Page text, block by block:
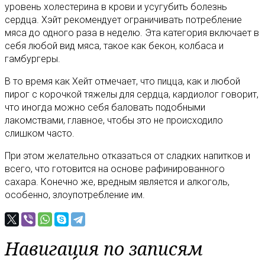
уровень холестерина в крови и усугубить болезнь
сердца. Хэйт рекомендует ограничивать потребление
мяса до одного раза в неделю. Эта категория включает в
себя любой вид мяса, такое как бекон, колбаса и
гамбургеры.
В то время как Хейт отмечает, что пицца, как и любой
пирог с корочкой тяжелы для сердца, кардиолог говорит,
что иногда можно себя баловать подобными
лакомствами, главное, чтобы это не происходило
слишком часто.
При этом желательно отказаться от сладких напитков и
всего, что готовится на основе рафинированного
сахара. Конечно же, вредным является и алкоголь,
особенно, злоупотребление им.
Навигация по записям